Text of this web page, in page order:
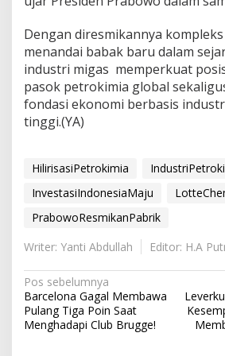
Dengan diresmikannya
menandai babak baru dalam
industri migas memperkuat
pasok petrokimia global
fondasi ekonomi berbasis
tinggi.(YA)
HilirisasiPetrokimia
InvestasiIndonesiaMaju
PrabowoResmikanPabrik
Writer: Yanti Abdullah
Editor: H.A
N
a
v
Pos sebelumnya
Barcelona Gagal Membawa
Pulang Tiga Poin Saat
Menghadapi Club Brugge!